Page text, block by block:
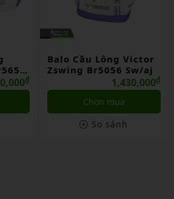
Balo Cầu Lông Victor
Zswing Br5056 Sw/aj
1,430,000₫
Chọn mua
So sánh
Túi